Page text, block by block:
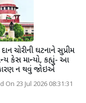
ચોરીની ઘટનાને સુપ્રીમ
કેસ માન્યો, કહ્યું- આ
ન થવું જોઇએ
On 23 Jul 2026 08:31:31